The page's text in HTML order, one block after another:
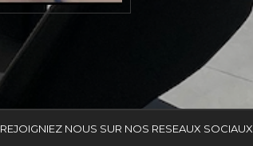
REJOIGNIEZ NOUS SUR NOS RESEAUX SOCIAUX